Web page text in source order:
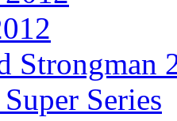
Strongman
Series